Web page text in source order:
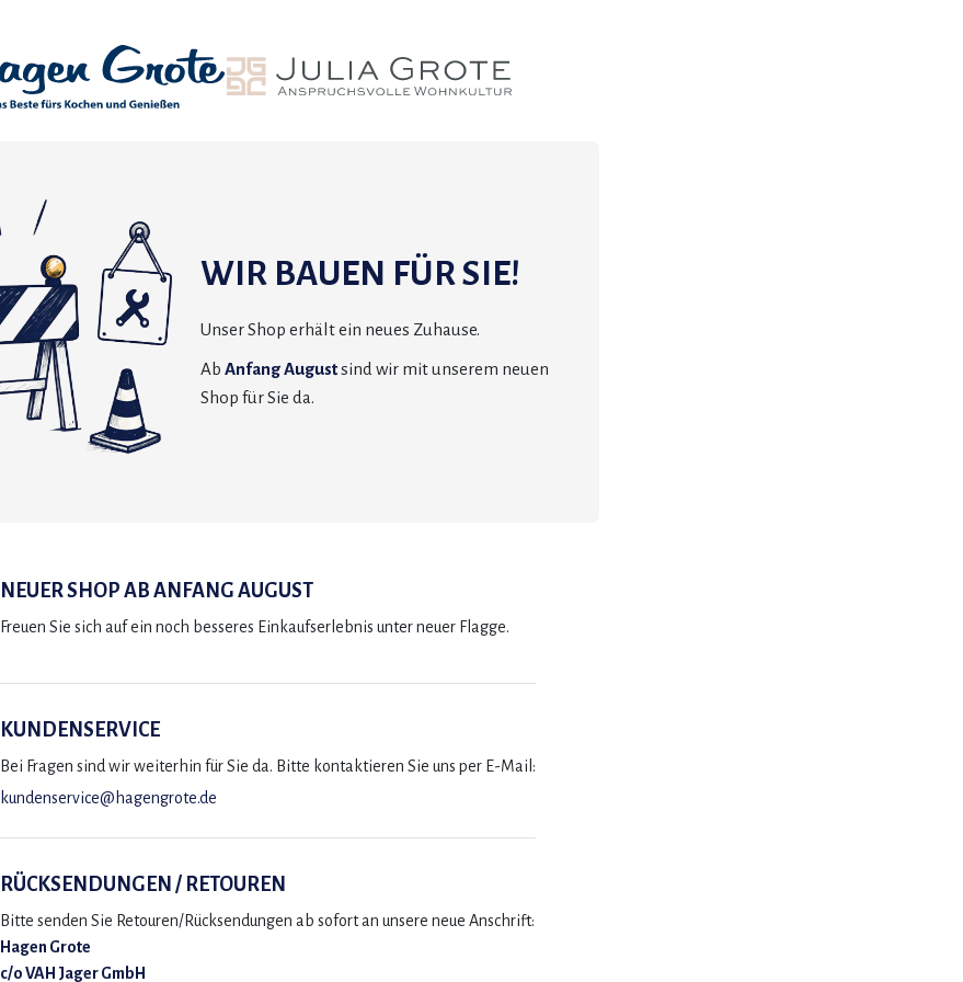
WIR BAUEN FÜR SIE!
Unser Shop erhält ein neues Zuhause.
Ab Anfang Augustsind wir mit unserem neuen
Shop für Sie da.
NEUER SHOP AB ANFANG AUGUST
Freuen Sie sich auf ein noch besseres Einkaufserlebnis unter neuer Flagge.
KUNDENSERVICE
Bei Fragen sind wir weiterhin für Sie da. Bitte kontaktieren Sie uns per E-Mail:
kundenservice@hagengrote.de
RÜCKSENDUNGEN / RETOUREN
Bitte senden Sie Retouren/Rücksendungen ab sofort an unsere neue Anschrift:
Hagen Grote
c/o VAH Jager GmbH